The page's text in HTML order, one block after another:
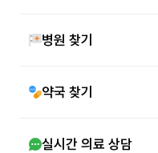
병원 찾기
약국 찾기
실시간 의료 상담